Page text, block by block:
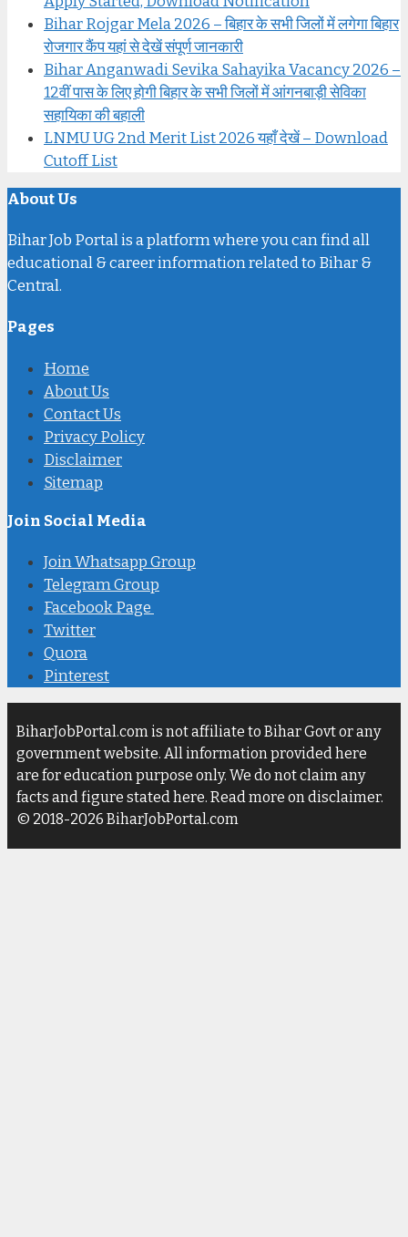
Bihar Rojgar Mela 2026 – बिहार के सभी जिलों में लगेगा बिहार
रोजगार कैंप यहां से देखें संपूर्ण जानकारी
Bihar Anganwadi Sevika Sahayika Vacancy 2026 –
12वीं पास के लिए होगी बिहार के सभी जिलों में आंगनबाड़ी सेविका
सहायिका की बहाली
LNMU UG 2nd Merit List 2026 यहाँ देखें – Download
Cutoff List
About Us
Bihar Job Portal is a platform where you can find all
educational & career information related to Bihar &
Central.
Pages
Home
About Us
Contact Us
Privacy Policy
Disclaimer
Sitemap
Join Social Media
Join Whatsapp Group
Telegram Group
Facebook Page
Twitter
Quora
Pinterest
BiharJobPortal.com is not affiliate to Bihar Govt or any
government website. All information provided here
are for education purpose only. We do not claim any
facts and figure stated here. Read more on disclaimer.
© 2018-2026 BiharJobPortal.com